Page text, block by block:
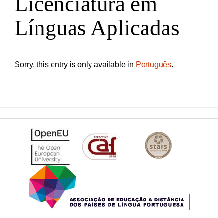
Línguas Aplicadas
Sorry, this entry is only available in Português.